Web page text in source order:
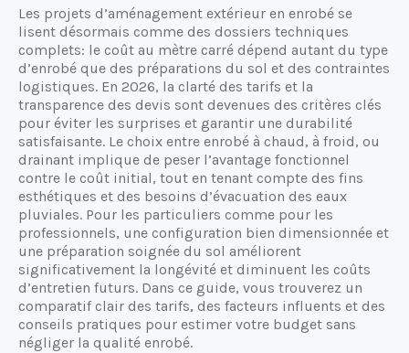
Les projets d’aménagement extérieur en enrobé se
lisent désormais comme des dossiers techniques
complets: le coût au mètre carré dépend autant du type
d’enrobé que des préparations du sol et des contraintes
logistiques. En 2026, la clarté des tarifs et la
transparence des devis sont devenues des critères clés
pour éviter les surprises et garantir une durabilité
satisfaisante. Le choix entre enrobé à chaud, à froid, ou
drainant implique de peser l’avantage fonctionnel
contre le coût initial, tout en tenant compte des fins
esthétiques et des besoins d’évacuation des eaux
pluviales. Pour les particuliers comme pour les
professionnels, une configuration bien dimensionnée et
une préparation soignée du sol améliorent
significativement la longévité et diminuent les coûts
d’entretien futurs. Dans ce guide, vous trouverez un
comparatif clair des tarifs, des facteurs influents et des
conseils pratiques pour estimer votre budget sans
négliger la qualité enrobé.